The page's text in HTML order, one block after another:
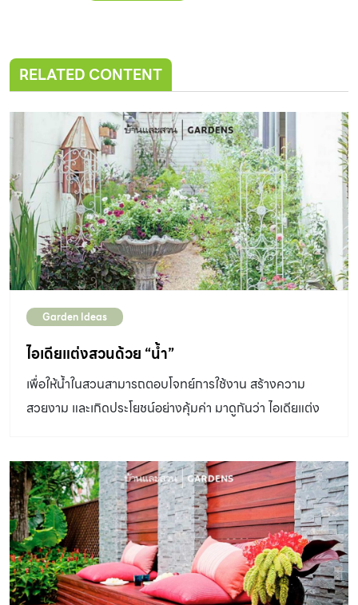
RELATED CONTENT
Garden Ideas
ไอเดียแต่งสวนด้วย “น้ำ”
เพื่อให้น้ำในสวนสามารถตอบโจทย์การใช้งาน สร้างความ
สวยงาม และเกิดประโยชน์อย่างคุ้มค่า มาดูกันว่า ไอเดียแต่ง